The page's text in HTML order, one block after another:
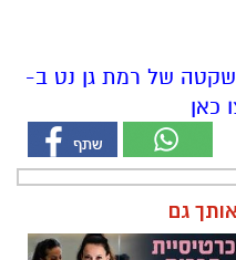
של רמת גן נט ב-
אותך גם